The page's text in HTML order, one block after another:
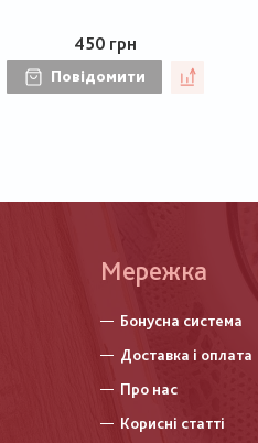
450 грн
Повідомити
Меню
нижнього
колонтитулу
Мережка
Бонусна система
Доставка і оплата
Про нас
Корисні статті